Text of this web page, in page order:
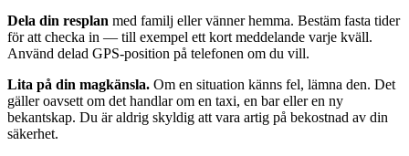
Dela din resplan med familj eller vänner hemma. Bestäm fasta tider
för att checka in — till exempel ett kort meddelande varje kväll.
Använd delad GPS-position på telefonen om du vill.
Lita på din magkänsla. Om en situation känns fel, lämna den. Det
gäller oavsett om det handlar om en taxi, en bar eller en ny
bekantskap. Du är aldrig skyldig att vara artig på bekostnad av din
säkerhet.